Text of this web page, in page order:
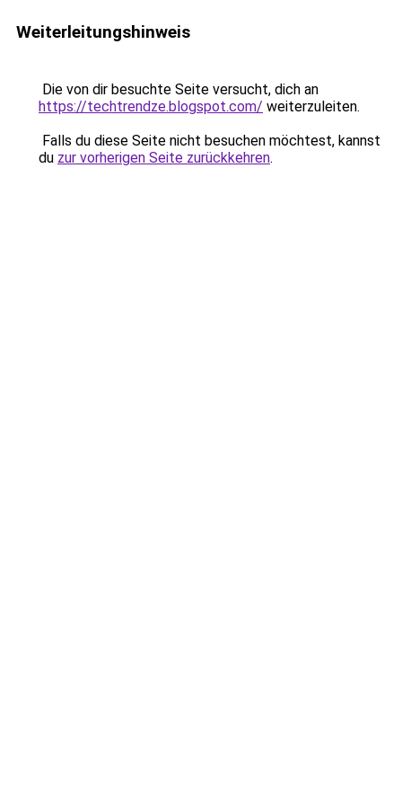
Weiterleitungshinweis
Die von dir besuchte Seite versucht, dich an
https://techtrendze.blogspot.com/ weiterzuleiten.
Falls du diese Seite nicht besuchen möchtest, kannst
du zur vorherigen Seite zurückkehren.